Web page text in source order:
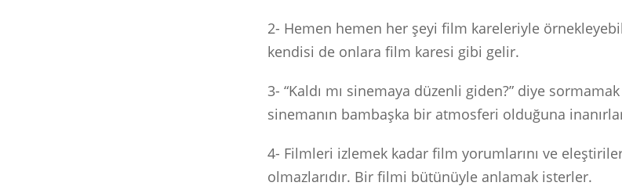
2- Hemen hemen her şeyi film kareleriyle
kendisi de onlara film karesi gibi gelir.
3- “Kaldı mı sinemaya düzenli giden?” diye
sinemanın bambaşka bir atmosferi olduğuna
4- Filmleri izlemek kadar film yorumlarını ve
olmazlarıdır. Bir filmi bütünüyle anlamak isterler.